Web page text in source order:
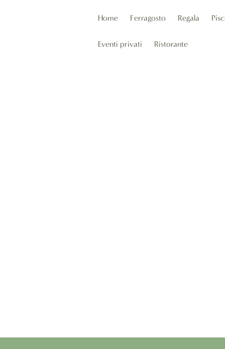
Home Ferragosto Regala
Eventi privati Ristorante